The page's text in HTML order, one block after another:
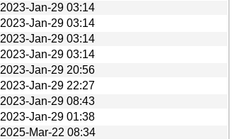
2023-Jan-29 03:14
2023-Jan-29 03:14
2023-Jan-29 03:14
2023-Jan-29 03:14
2023-Jan-29 20:56
2023-Jan-29 22:27
2023-Jan-29 08:43
2023-Jan-29 01:38
2025-Mar-22 08:34